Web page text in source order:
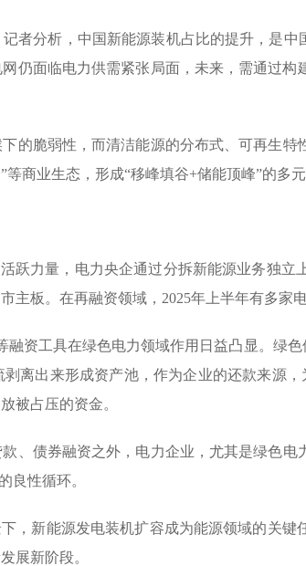
者分析，中国新能源装机占比的提升，是
仍面临电力供需紧张局面，未来，需通过
的脆弱性，而清洁能源的分布式、可再生
商业生态，形成“移峰填谷+储能顶峰”的多元
跃力量，电力央企通过分拆新能源业务独
主板。在再融资领域，2025年上半年有多家
资工具在绿色电力领域作用日益凸显。绿
离出来形成资产池，作为企业的还款来源
被占压的资金。
、债券融资之外，电力企业，尤其是绿色
良性循环。
，新能源发电装机扩容成为能源领域的关
展新阶段。